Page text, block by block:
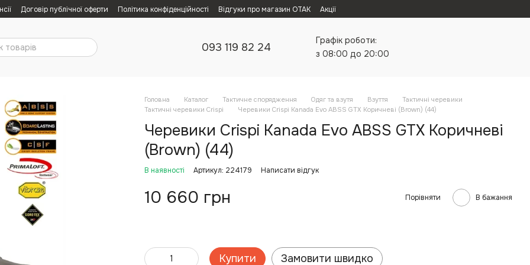
Договір публічної оферти Політика конфіденційності Відгуки про магазин ОТАК Акції
093 119 82 24
Графік роботи:
з 08:00 до 20:00
Головна Каталог Тактичне спорядження Одяг та взутя Взуття
Тактичні черевики
Тактичні черевики Crispi
Черевики Crispi Kanada Evo ABSS GTX Коричневі (Brown) (44)
Черевики Crispi Kanada Evo ABSS GTX Коричневі
(Brown) (44)
В наявності Артикул: 224179 Написати відгук
10 660 грн Порівняти В бажання
Купити Замовити швидко